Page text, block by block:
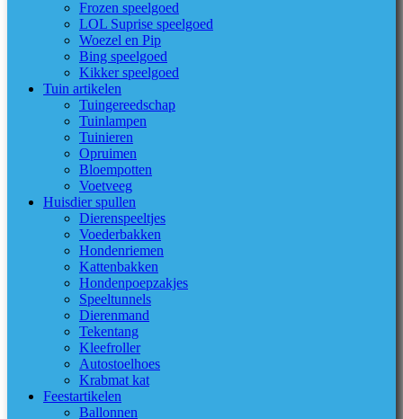
Frozen speelgoed
LOL Suprise speelgoed
Woezel en Pip
Bing speelgoed
Kikker speelgoed
Tuin artikelen
Tuingereedschap
Tuinlampen
Tuinieren
Opruimen
Bloempotten
Voetveeg
Huisdier spullen
Dierenspeeltjes
Voederbakken
Hondenriemen
Kattenbakken
Hondenpoepzakjes
Speeltunnels
Dierenmand
Tekentang
Kleefroller
Autostoelhoes
Krabmat kat
Feestartikelen
Ballonnen